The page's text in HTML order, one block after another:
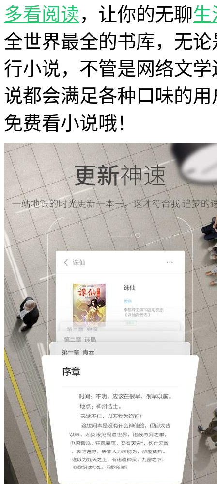
多看阅读，让你的无聊生
全世界最全的书库，无
行小说，不管是网络文
说都会满足各种口味的
免费看小说哦！